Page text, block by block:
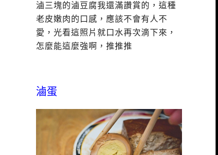
滷三塊的滷豆腐我還滿讚賞的，這種
老皮嫩肉的口感，應該不會有人不
愛，光看這照片就口水再次滴下來，
怎麼能這麼強啊，推推推
滷蛋